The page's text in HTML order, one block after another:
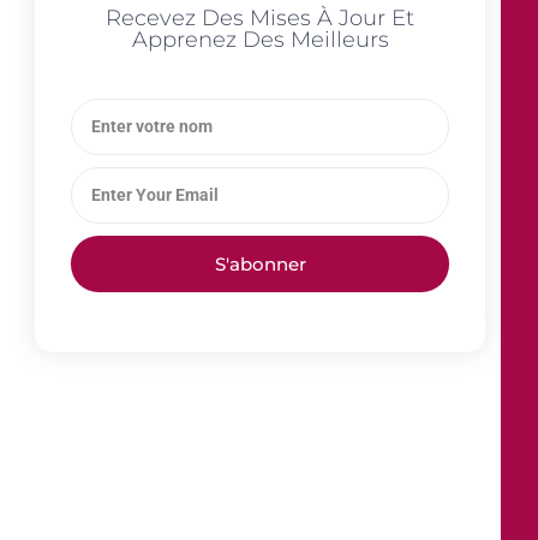
Recevez Des Mises À Jour Et
Apprenez Des Meilleurs
S'abonner